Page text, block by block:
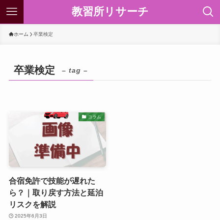
教習所リサーチ
ホーム 卒業検定
卒業検定 – tag –
コラム
合宿免許で技能が遅れた
ら？｜取り戻す方法と延泊
リスクを解説
2025年6月3日